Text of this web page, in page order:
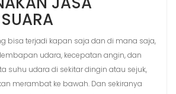
bisa terjadi kapan saja dan di mana saja,
udara, kecepatan angin, dan
suhu udara di sekitar dingin atau sejuk,
merambat ke bawah. Dan sekiranya